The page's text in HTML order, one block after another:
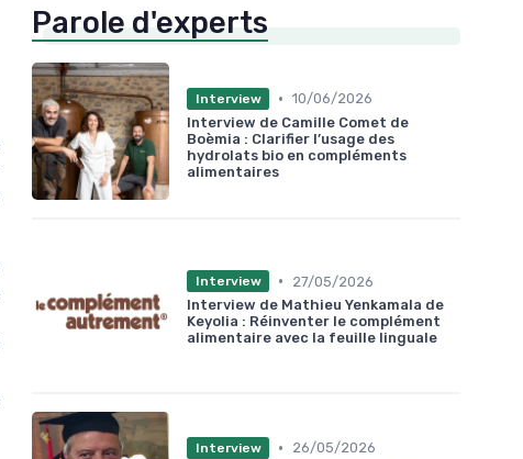
Parole d'experts
Interview • 10/06/2026
Interview de Camille Comet de
Boèmia : Clarifier l’usage des
hydrolats bio en compléments
alimentaires
Interview •
27/05/2026
Interview de Mathieu Yenkamala de
Keyolia : Réinventer le complément
alimentaire avec la feuille linguale
Interview •
26/05/2026